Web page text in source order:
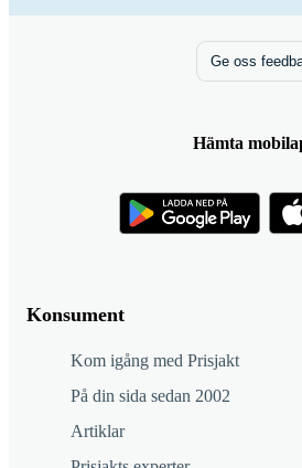
Konsument
Kom igång med Prisjakt
På din sida sedan 2002
Artiklar
Ge oss
Hämta